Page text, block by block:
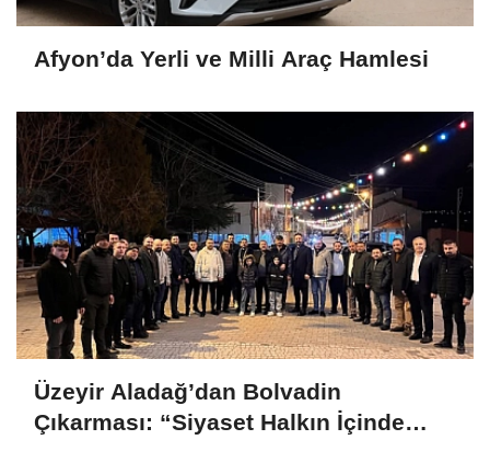
Afyon’da Yerli ve Milli Araç Hamlesi
Üzeyir Aladağ’dan Bolvadin
Çıkarması: “Siyaset Halkın İçinde